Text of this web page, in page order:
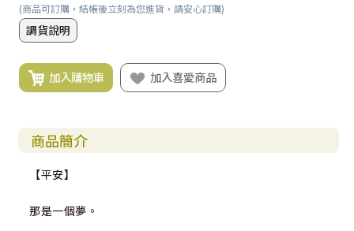
(商品可訂購，結帳後立刻為您進貨，請安心訂購)
調貨說明
加入購物車 加入喜愛商品
商品簡介
【平安】
那是一個夢。